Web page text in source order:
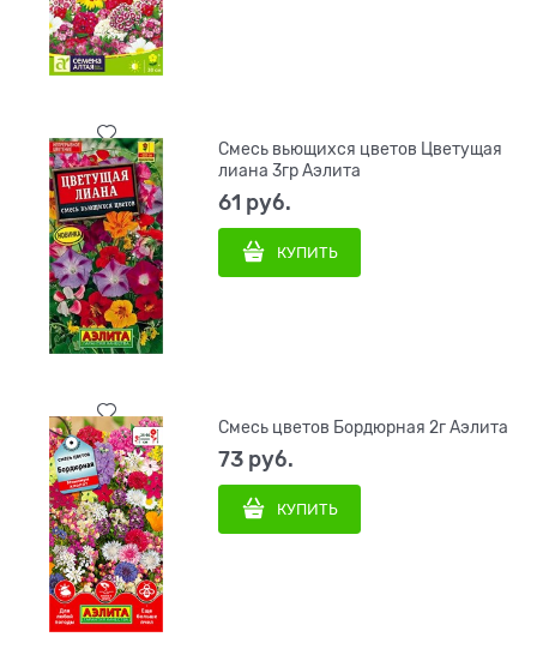
Смесь вьющихся цветов Цветущая
лиана 3гр Аэлита
61 руб.
КУПИТЬ
Смесь цветов Бордюрная 2г Аэлита
73 руб.
КУПИТЬ